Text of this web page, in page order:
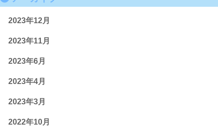
2023年12月
2023年11月
2023年6月
2023年4月
2023年3月
2022年10月